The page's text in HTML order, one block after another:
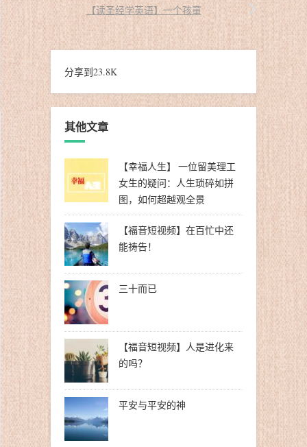
【读圣经学英语】一个孩童
分享到23.8K
其他文章
【幸福人生】 一位留美理工
女生的疑问：人生琐碎如拼
图，如何超越观全景
【福音短视频】在百忙中还
能祷告！
三十而已
【福音短视频】人是进化来
的吗？
平安与平安的神